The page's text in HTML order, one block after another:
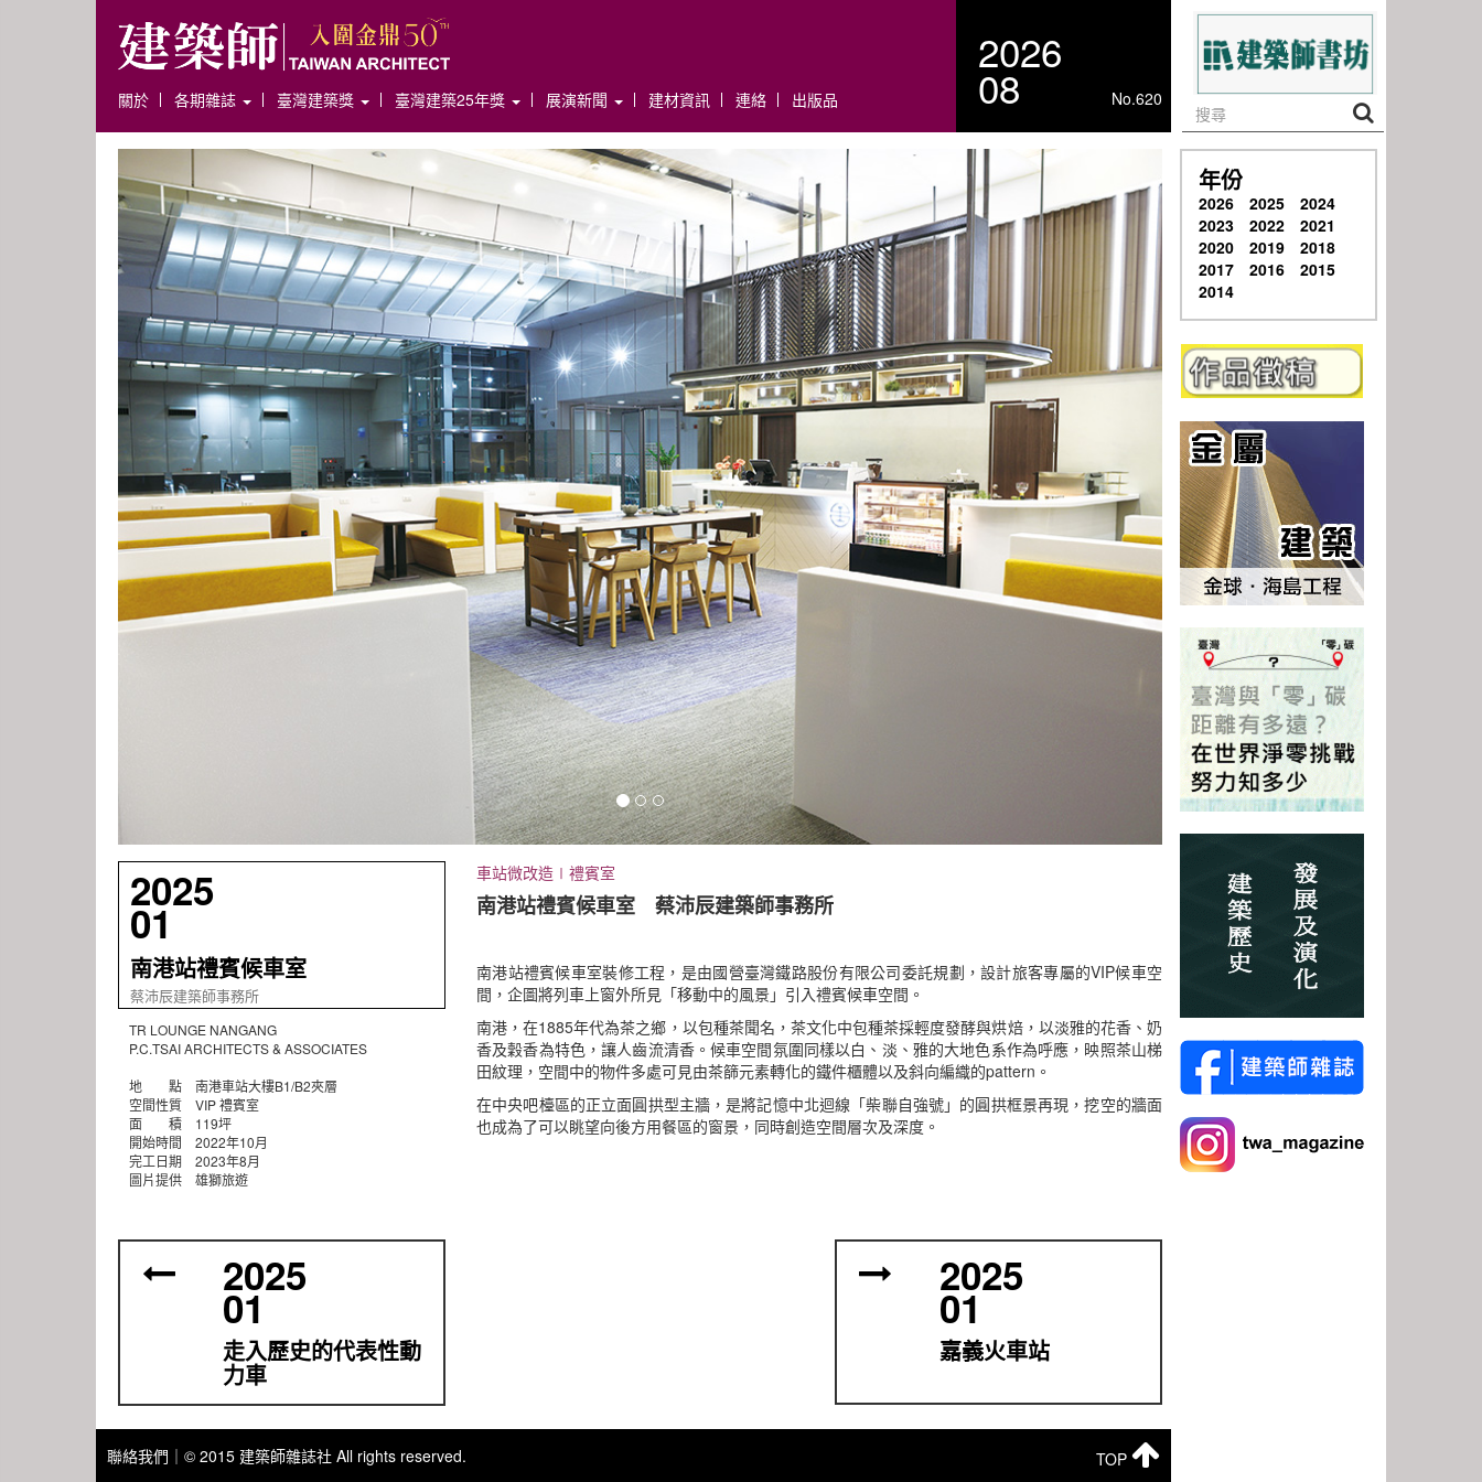
關於 各期雜誌 臺灣建築獎 臺灣建築25年獎 展演新聞 建材資訊 連絡 出版品
2026
08 No.620
N
e
2025
01
南港站禮賓候車室
蔡沛辰建築師事務所
TR LOUNGE NANGANG
P.C.TSAI ARCHITECTS & ASSOCIATES
地 點 南港車站大樓B1/B2夾層
空間性質 VIP 禮賓室
面 積 119坪
開始時間 2022年10月
完工日期 2023年8月
圖片提供 雄獅旅遊
車站微改造∣禮賓室
南港站禮賓候車室 蔡沛辰建築師事務所
南港站禮賓候車室裝修工程，是由國營臺灣鐵路股份有限公司委託規劃，設計旅客專屬的VIP候車空
間，企圖將列車上窗外所見「移動中的風景」引入禮賓候車空間。
南港，在1885年代為茶之鄉，以包種茶聞名，茶文化中包種茶採輕度發酵與烘焙，以淡雅的花香、奶
香及穀香為特色，讓人齒流清香。候車空間氛圍同樣以白、淡、雅的大地色系作為呼應，映照茶山梯
田紋理，空間中的物件多處可見由茶篩元素轉化的鐵件櫃體以及斜向編織的pattern。
在中央吧檯區的正立面圓拱型主牆，是將記憶中北迴線「柴聯自強號」的圓拱框景再現，挖空的牆面
也成為了可以眺望向後方用餐區的窗景，同時創造空間層次及深度。
2025
01
走入歷史的代表性動
力車
2025
01
嘉義火車站
年份
2026 2025
2024
2023
2022
2021
2020
2019
2018
2017
2016
2015
2014
聯絡我們｜ © 2015 建築師雜誌社 All rights reserved. TOP